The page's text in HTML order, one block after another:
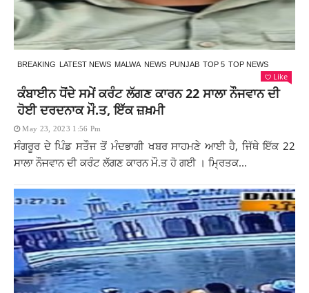
BREAKING LATEST NEWS MALWA NEWS PUNJAB TOP 5 TOP NEWS
Like
ਕੰਬਾਈਨ ਧੋਂਦੇ ਸਮੇਂ ਕਰੰਟ ਲੱਗਣ ਕਾਰਨ 22 ਸਾਲਾ ਨੌਜਵਾਨ ਦੀ
ਹੋਈ ਦਰਦਨਾਕ ਮੌ.ਤ, ਇੱਕ ਜ਼ਖ਼ਮੀ
May 23, 2023 1:56 Pm
ਸੰਗਰੂਰ ਦੇ ਪਿੰਡ ਸਤੌਜ ਤੋਂ ਮੰਦਭਾਗੀ ਖਬਰ ਸਾਹਮਣੇ ਆਈ ਹੈ, ਜਿੱਥੇ ਇੱਕ 22
ਸਾਲਾ ਨੌਜਵਾਨ ਦੀ ਕਰੰਟ ਲੱਗਣ ਕਾਰਨ ਮੌ.ਤ ਹੋ ਗਈ । ਮ੍ਰਿਤਕ...